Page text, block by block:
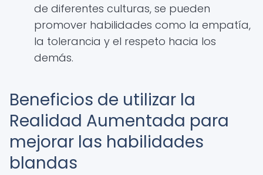
de diferentes culturas, se pueden
promover habilidades como la empatía,
la tolerancia y el respeto hacia los
demás.
Beneficios de utilizar la
Realidad Aumentada para
mejorar las habilidades
blandas